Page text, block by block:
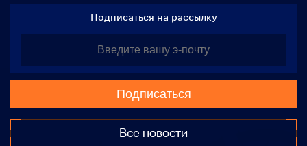
Подписаться на рассылку
Подписаться
Все новости